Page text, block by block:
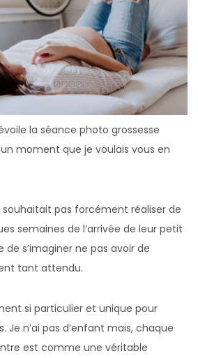
la séance photo grossesse
moment que je voulais vous en
souhaitait pas forcément réaliser de
semaines de l’arrivée de leur petit
s’imaginer ne pas avoir de
tant attendu.
si particulier et unique pour
Je n’ai pas d’enfant mais, chaque
est comme une véritable